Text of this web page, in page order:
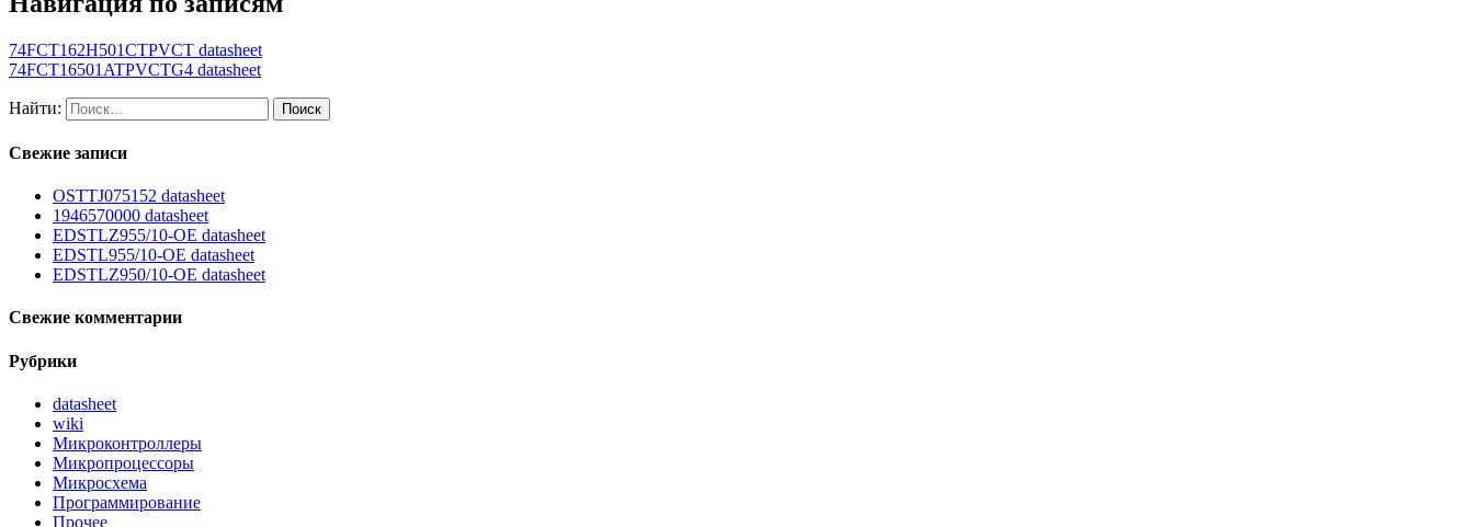
74FCT162H501CTPVCT datasheet
74FCT16501ATPVCTG4 datasheet
Найти:
Свежие записи
OSTTJ075152 datasheet
1946570000 datasheet
EDSTLZ955/10-OE datasheet
EDSTL955/10-OE datasheet
EDSTLZ950/10-OE datasheet
Свежие комментарии
Рубрики
datasheet
wiki
Микроконтроллеры
Микропроцессоры
Микросхема
Программирование
Прочее